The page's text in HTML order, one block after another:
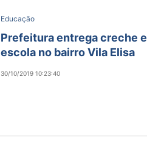
Educação
Prefeitura entrega creche e
escola no bairro Vila Elisa
30/10/2019 10:23:40